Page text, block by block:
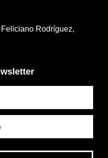
Rodríguez,